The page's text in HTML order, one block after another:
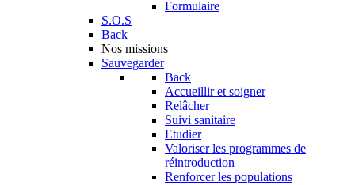
Formulaire
S.O.S
Back
Nos missions
Sauvegarder
Back
Accueillir et soigner
Relâcher
Suivi sanitaire
Etudier
Valoriser les programmes de
réintroduction
Renforcer les populations